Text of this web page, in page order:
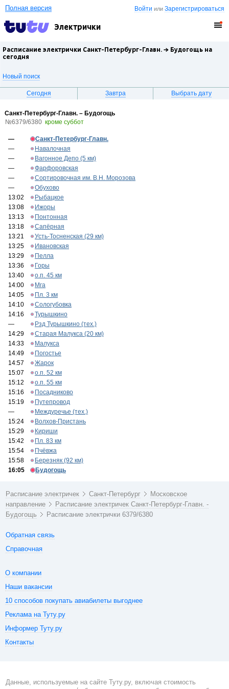
Войти илиЗарегистрироваться
Полная версия
Электрички
Расписание электрички Санкт-Петербург-Главн. → Будогощь на
сегодня
Новый поиск
Сегодня Завтра Выбрать дату
Санкт-Петербург-Главн. – Будогощь
№6379/6380 кроме суббот
—
Санкт-Петербург-Главн.
—
Навалочная
—
Вагонное Депо (5 км)
—
Фарфоровская
—
Сортировочная им. В.Н. Морозова
—
Обухово
13:02
Рыбацкое
13:08
Ижоры
13:13
Понтонная
13:18
Сапёрная
13:21
Усть-Тосненская (29 км)
13:25
Ивановская
13:29
Пелла
13:36
Горы
13:40
о.п. 45 км
14:00
Мга
14:05
Пл. 3 км
14:10
Сологубовка
14:16
Турышкино
—
Рзд Турышкино (тех.)
14:29
Старая Малукса (20 км)
14:33
Малукса
14:49
Погостье
14:57
Жарок
15:07
о.п. 52 км
15:12
о.п. 55 км
15:16
Посадниково
15:19
Путепровод
—
Междуречье (тех.)
15:24
Волхов-Пристань
15:29
Кириши
15:42
Пл. 83 км
15:54
Пчёвжа
15:58
Березняк (92 км)
16:05
Будогощь
Расписание электричек Санкт-Петербург
Московское
направление
Расписание электричек Санкт-Петербург-Главн. -
Будогощь
Расписание электрички 6379/6380
Обратная связь
Справочная
О компании
Наши вакансии
10 способов покупать авиабилеты выгоднее
Реклама на Туту.ру
Информер Туту.ру
Контакты
Данные, используемые на сайте Туту.ру, включая стоимость